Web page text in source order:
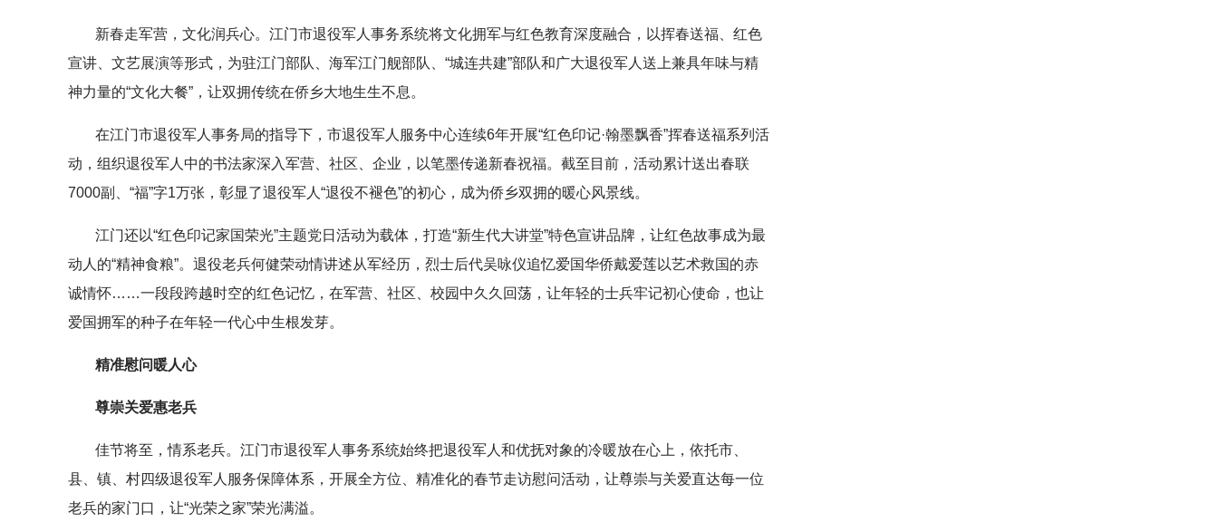
新春走军营，文化润兵心。江门市退役军人事务系统将文化拥军与红色教育深度融合，以挥春送福、红色
宣讲、文艺展演等形式，为驻江门部队、海军江门舰部队、“城连共建”部队和广大退役军人送上兼具年味与精
神力量的“文化大餐”，让双拥传统在侨乡大地生生不息。
在江门市退役军人事务局的指导下，市退役军人服务中心连续6年开展“红色印记·翰墨飘香”挥春送福系列活
动，组织退役军人中的书法家深入军营、社区、企业，以笔墨传递新春祝福。截至目前，活动累计送出春联
7000副、“福”字1万张，彰显了退役军人“退役不褪色”的初心，成为侨乡双拥的暖心风景线。
江门还以“红色印记家国荣光”主题党日活动为载体，打造“新生代大讲堂”特色宣讲品牌，让红色故事成为最
动人的“精神食粮”。退役老兵何健荣动情讲述从军经历，烈士后代吴咏仪追忆爱国华侨戴爱莲以艺术救国的赤
诚情怀……一段段跨越时空的红色记忆，在军营、社区、校园中久久回荡，让年轻的士兵牢记初心使命，也让
爱国拥军的种子在年轻一代心中生根发芽。
精准慰问暖人心
尊崇关爱惠老兵
佳节将至，情系老兵。江门市退役军人事务系统始终把退役军人和优抚对象的冷暖放在心上，依托市、
县、镇、村四级退役军人服务保障体系，开展全方位、精准化的春节走访慰问活动，让尊崇与关爱直达每一位
老兵的家门口，让“光荣之家”荣光满溢。